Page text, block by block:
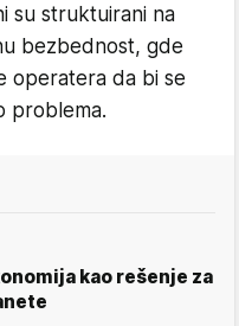
su struktuirani na
bezbednost, gde
operatera da bi se
problema.
kao rešenje za